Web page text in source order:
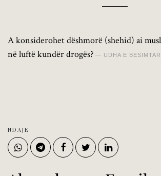
A konsiderohet dëshmorë (shehid) ai
në luftë kundër drogës?
UDHA E
NDAJE